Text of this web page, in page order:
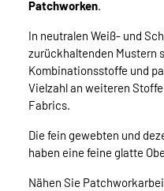
Patchworken.
In neutralen Weiß- und
zurückhaltenden Mustern
Kombinationsstoffe und
Vielzahl an weiteren
Fabrics.
Die fein gewebten und
haben eine feine glatte
Nähen Sie